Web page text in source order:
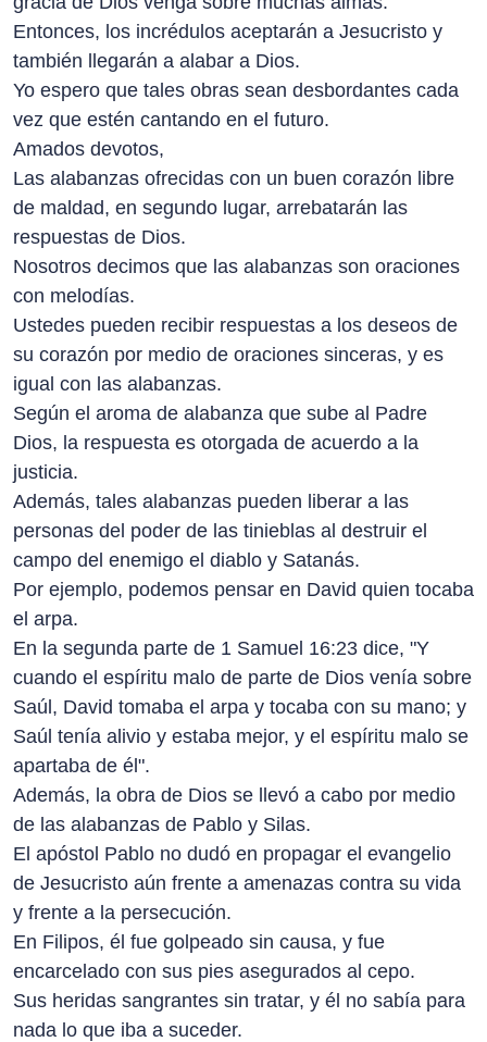
Entonces, los incrédulos aceptarán a Jesucristo y
también llegarán a alabar a Dios.
Yo espero que tales obras sean desbordantes cada
vez que estén cantando en el futuro.
Amados devotos,
Las alabanzas ofrecidas con un buen corazón libre
de maldad, en segundo lugar, arrebatarán las
respuestas de Dios.
Nosotros decimos que las alabanzas son oraciones
con melodías.
Ustedes pueden recibir respuestas a los deseos de
su corazón por medio de oraciones sinceras, y es
igual con las alabanzas.
Según el aroma de alabanza que sube al Padre
Dios, la respuesta es otorgada de acuerdo a la
justicia.
Además, tales alabanzas pueden liberar a las
personas del poder de las tinieblas al destruir el
campo del enemigo el diablo y Satanás.
Por ejemplo, podemos pensar en David quien tocaba
el arpa.
En la segunda parte de 1 Samuel 16:23 dice, "Y
cuando el espíritu malo de parte de Dios venía sobre
Saúl, David tomaba el arpa y tocaba con su mano; y
Saúl tenía alivio y estaba mejor, y el espíritu malo se
apartaba de él".
Además, la obra de Dios se llevó a cabo por medio
de las alabanzas de Pablo y Silas.
El apóstol Pablo no dudó en propagar el evangelio
de Jesucristo aún frente a amenazas contra su vida
y frente a la persecución.
En Filipos, él fue golpeado sin causa, y fue
encarcelado con sus pies asegurados al cepo.
Sus heridas sangrantes sin tratar, y él no sabía para
nada lo que iba a suceder.